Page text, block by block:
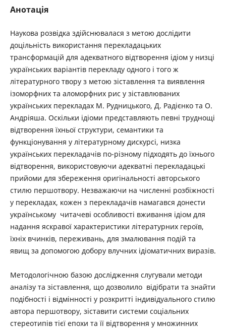
Анотація
Наукова розвідка здійснювалася з метою дослідити
доцільність використання перекладацьких
трансформацій для адекватного відтворення ідіом у низці
українських варіантів перекладу одного і того ж
літературного твору з метою зіставлення та виявлення
ізоморфних та аломорфних рис у зіставлюваних
українських перекладах М. Рудницького, Д. Радієнко та О.
Андріяша. Оскільки ідіоми представляють певні труднощі
відтворення їхньої структури, семантики та
функціонування у літературному дискурсі, низка
українських перекладачів по-різному підходять до їхнього
відтворення, використовуючи адекватні перекладацькі
прийоми для збереження оригінальності авторського
стилю першотвору. Незважаючи на численні розбіжності
у перекладах, кожен з перекладачів намагався донести
українському читачеві особливості вживання ідіом для
надання яскравої характеристики літературних героїв,
їхніх вчинків, переживань, для змалювання подій та
явищ за допомогою добору влучних ідіоматичних виразів.
Методологічною базою дослідження слугували методи
аналізу та зіставлення, що дозволило відібрати та знайти
подібності і відмінності у розкритті індивідуального стилю
автора першотвору, зіставити системи соціальних
стереотипів тієї епохи та її відтворення у множинних